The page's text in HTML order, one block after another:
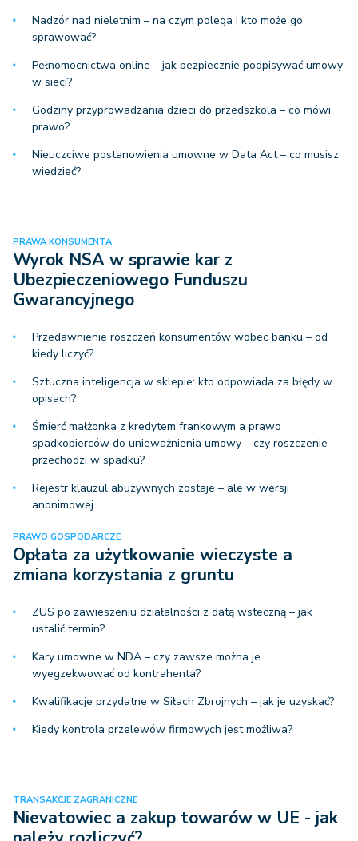
Nadzór nad nieletnim – na czym polega i kto może go
sprawować?
Pełnomocnictwa online – jak bezpiecznie podpisywać umowy
w sieci?
Godziny przyprowadzania dzieci do przedszkola – co mówi
prawo?
Nieuczciwe postanowienia umowne w Data Act – co musisz
wiedzieć?
PRAWA KONSUMENTA
Wyrok NSA w sprawie kar z
Ubezpieczeniowego Funduszu
Gwarancyjnego
Przedawnienie roszczeń konsumentów wobec banku – od
kiedy liczyć?
Sztuczna inteligencja w sklepie: kto odpowiada za błędy w
opisach?
Śmierć małżonka z kredytem frankowym a prawo
spadkobierców do unieważnienia umowy – czy roszczenie
przechodzi w spadku?
Rejestr klauzul abuzywnych zostaje – ale w wersji
anonimowej
PRAWO GOSPODARCZE
Opłata za użytkowanie wieczyste a
zmiana korzystania z gruntu
ZUS po zawieszeniu działalności z datą wsteczną – jak
ustalić termin?
Kary umowne w NDA – czy zawsze można je
wyegzekwować od kontrahenta?
Kwalifikacje przydatne w Siłach Zbrojnych – jak je uzyskać?
Kiedy kontrola przelewów firmowych jest możliwa?
TRANSAKCJE ZAGRANICZNE
Nievatowiec a zakup towarów w UE - jak